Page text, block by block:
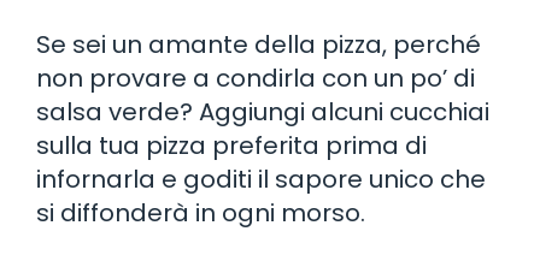
Se sei un amante della pizza, perché
non provare a condirla con un po’ di
salsa verde? Aggiungi alcuni cucchiai
sulla tua pizza preferita prima di
infornarla e goditi il sapore unico che
si diffonderà in ogni morso.